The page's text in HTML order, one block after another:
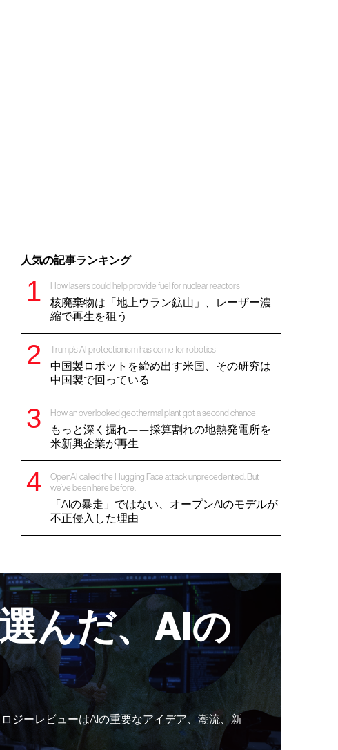
人気の記事ランキング
How lasers could help provide fuel for nuclear reactors
核廃棄物は「地上ウラン鉱山」、レーザー濃
縮で再生を狙う
Trump’s AI protectionism has come for robotics
中国製ロボットを締め出す米国、その研究は
中国製で回っている
How an overlooked geothermal plant got a second chance
もっと深く掘れ——採算割れの地熱発電所を
米新興企業が再生
OpenAI called the Hugging Face attack unprecedented. But
we’ve been here before.
「AIの暴走」ではない、オープンAIのモデルが
不正侵入した理由
んだ、AIの
ジーレビューはAIの重要なアイデア、潮流、新